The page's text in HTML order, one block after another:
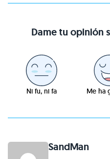
Dame tu opinión
Ni fu, ni fa Me ha
SandMan